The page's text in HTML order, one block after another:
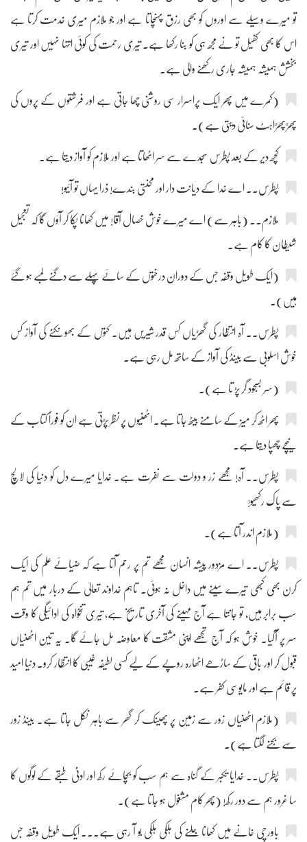
تو میرے وسیلے سے اوروں کو بھی رزق پہنچاتا ہے اور جو ملازم میری خدمت کرتا ہے
اس کا بھی کفیل تو نے مجھ ہی کو بنا رکھا ہے۔ تیری رحمت کی کوئی انتہا نہیں اور تیری
بخشش ہمیشہ ہمیشہ جاری رکھنے والی ہے۔
(کمرے میں پھر ایک پراسرار سی روشنی چھا جاتی ہے اور فرشتوں کے پروں کی
پھڑپھڑاہٹ سنائی دیتی ہے)۔
کچھ دیر کے بعد پطرس سجدے سے سر اٹھاتا ہے اور ملازم کو آواز دیتا ہے۔
پطرس۔۔ اے خدا کے دیانت دار اور محنتی بندے! ذرا یہاں تو آئیو!
ملازم۔۔ (باہر سے) اے میرے خوش خصال آقا! میں کھانا پکا کر آؤں گا کہ تعجیل
شیطان کا کام ہے۔
(ایک طویل وقفہ جس کے دوران درختوں کے سائے پہلے سے دگنے لمبے ہو گئے
ہیں)۔
پطرس۔۔ آہ انتظار کی گھڑیاں کس قدر شیریں ہیں۔ کتوں کے بھونکنے کی آواز کس
خوش اسلوبی سے بینڈ کی آواز کے ساتھ مل رہی ہے۔
(سر بسجود گر پڑ تا ہے)۔
پھر اٹھ کر میز کے سامنے بیٹھ جاتا ہے۔ اٹھنیوں پر نظر پڑتی ہے ان کو فوراً کتاب کے
نیچے چھپا دیتا ہے۔
پطرس۔۔ آہ! مجھے زر و دولت سے نفرت ہے۔ خدایا میرے دل کو دنیا کی لالچ
سے پاک رکھیو!
(ملازم اندر آتا ہے)۔
پطرس۔۔ اے مزدور پیشہ انسان مجھے تم پر رحم آتا ہے کہ ضیائے علم کی ایک
کرن بھی کبھی تیرے سینے میں داخل نہ ہوئی۔ تاہم خداوند تعالیٰ کے دربار میں تم ہم
سب برابر ہیں، تو جانتا ہے آج مہینے کی آخری تاریخ ہے، تیری تنخواہ کی ادائیگی کا وقت
سر پر آگیا۔ خوش ہو کہ آج تجھے اپنی مشقت کا معاوضہ مل جائے گا۔ یہ تین اٹھنیاں
قبول کر اور باقی کے ساڑھے اٹھارہ روپے کے لیے کسی لطیفہ غیبی کا انتظار کرو۔ دنیا امید
پر قائم ہے اور مایوسی کفر ہے۔
(ملازم اٹھنیاں زور سے زمین پر پھینک کر گھر سے باہر نکل جاتا ہے۔ بینڈ زور
سے بجنے لگتا ہے)۔
پطرس۔۔ خدایا تکبر کے گناہ سے ہم سب کو بچائے رکھ اور ادنیٰ طبقے کے لوگوں کا
سا غرور ہم سے دور رکھ! (پھر کام مشغول ہو جاتا ہے)۔
باورچی خانے میں کھانا جلنے کی ہلکی ہلکی بو آ رہی ہے۔۔۔ ایک طویل وقفہ جس